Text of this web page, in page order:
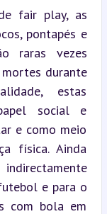
fair play, as
pontapés e
raras vezes
durante
estas
social e
e como meio
física. Ainda
e para o
com bola em